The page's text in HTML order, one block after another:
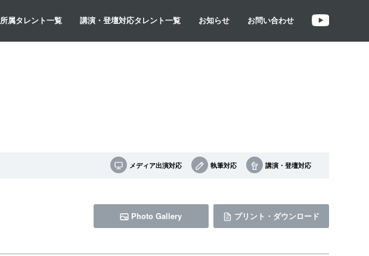
所属タレント一覧 講演・登壇対応タレント一覧 お知らせ お問い合わせ
メディア出演対応 執筆対応 講演・登壇対応
Photo Gallery プリント・ダウンロード